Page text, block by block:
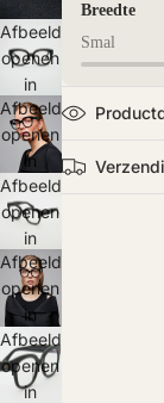
Afbeelding
openen
in
volledig
scherm
Afbeelding
openen
in
volledig
scherm
Afbeelding
openen
in
volledig
scherm
Afbeelding
openen
in
volledig
scherm
Afbeelding
openen
in
Breedte
Smal